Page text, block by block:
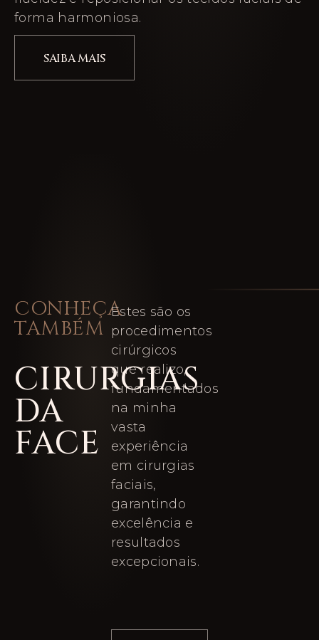
forma harmoniosa.
SAIBA MAIS
CONHEÇA
TAMBÉM
CIRURGIAS
DA
FACE
Estes são os
procedimentos
cirúrgicos
que realizo,
fundamentados
na minha
vasta
experiência
em cirurgias
faciais,
garantindo
excelência e
resultados
excepcionais.